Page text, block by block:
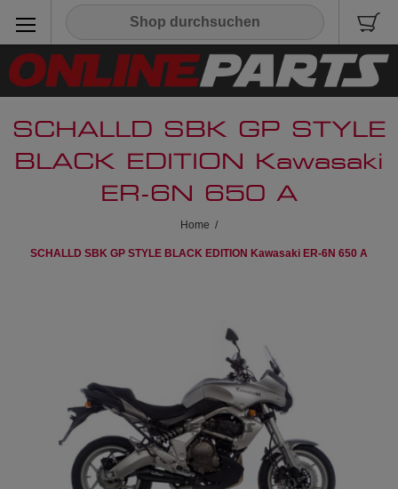
SCHALLD SBK GP STYLE
BLACK EDITION Kawasaki
ER-6N 650 A
Home /
SCHALLD SBK GP STYLE BLACK EDITION Kawasaki ER-6N 650 A